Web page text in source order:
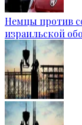
Немцы против
израильской